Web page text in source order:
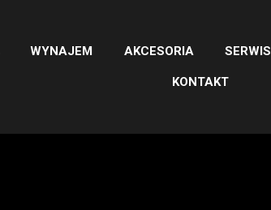
WYNAJEM AKCESORIA SERWIS
KONTAKT